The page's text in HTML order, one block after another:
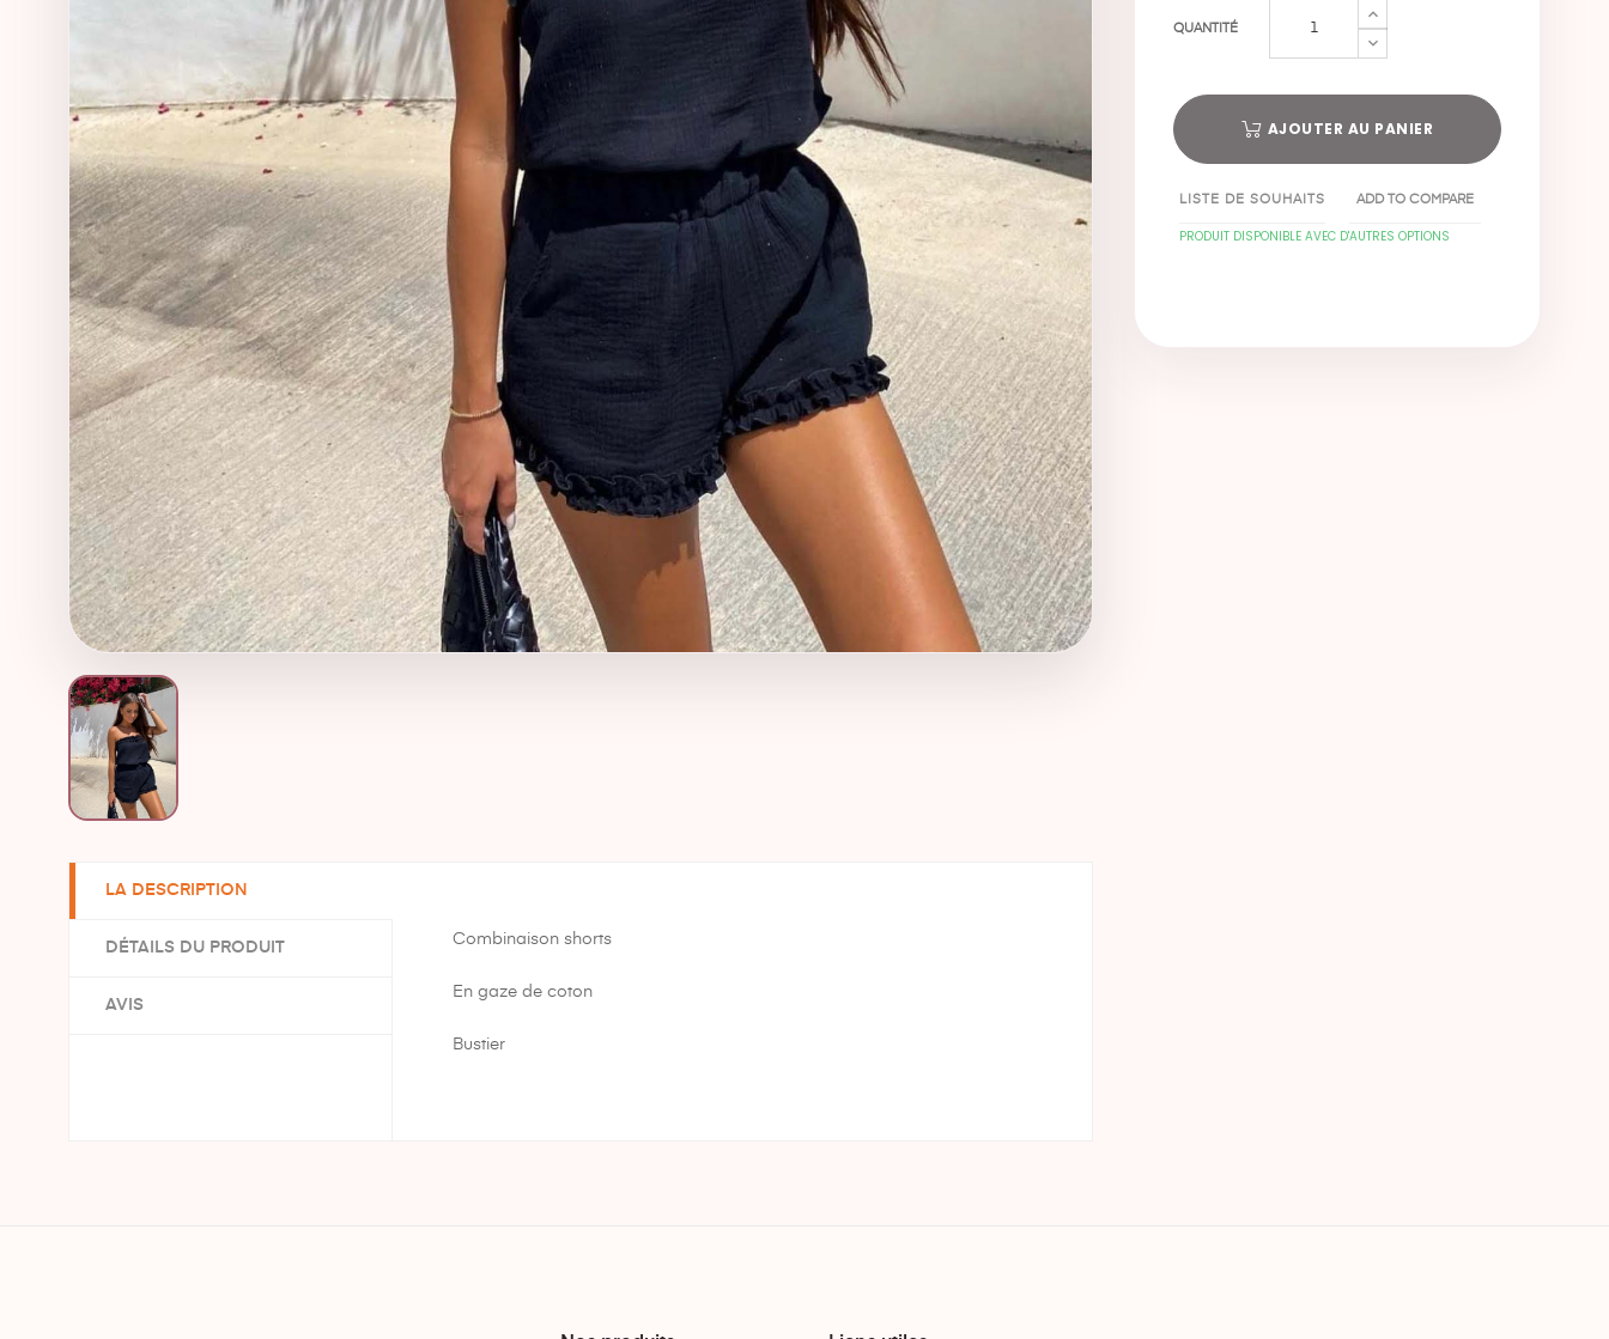
QUANTITÉ
AJOUTER AU PANIER
LISTE DE SOUHAITS ADD TO COMPARE
PRODUIT DISPONIBLE AVEC D'AUTRES OPTIONS
LA DESCRIPTION
DÉTAILS DU PRODUIT
AVIS
Combinaison shorts
En gaze de coton
Bustier